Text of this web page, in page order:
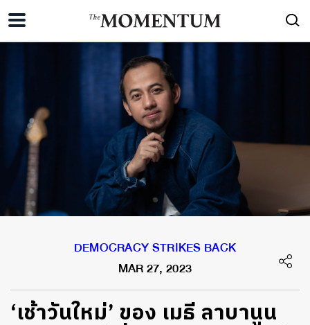
DEMOCRACY STRIKES BACK
MAR 27, 2023
‘เช้าวันใหม่’ ของ เมธี ลาบานูน